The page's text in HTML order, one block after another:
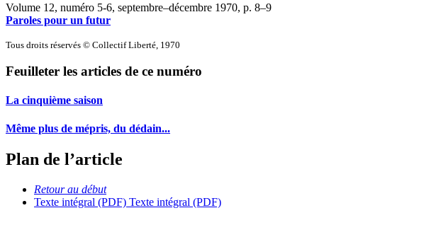
Volume 12, numéro 5-6, septembre–décembre 1970, p. 8–9
Paroles pour un futur
Tous droits réservés © Collectif Liberté, 1970
Feuilleter les articles de ce numéro
La cinquième saison
Même plus de mépris, du dédain...
Plan de l’article
Retour au début
Texte intégral (PDF) Texte intégral (PDF)